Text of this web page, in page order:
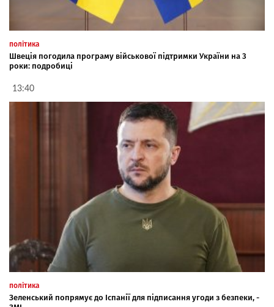
політика
Швеція погодила програму військової підтримки України на 3
роки: подробиці
13:40
політика
Зеленський попрямує до Іспанії для підписання угоди з безпеки, -